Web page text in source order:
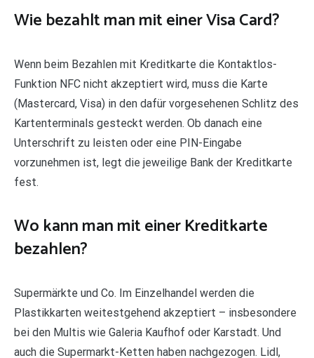
Wie bezahlt man mit einer Visa Card?
Wenn beim Bezahlen mit Kreditkarte die Kontaktlos-
Funktion NFC nicht akzeptiert wird, muss die Karte
(Mastercard, Visa) in den dafür vorgesehenen Schlitz des
Kartenterminals gesteckt werden. Ob danach eine
Unterschrift zu leisten oder eine PIN-Eingabe
vorzunehmen ist, legt die jeweilige Bank der Kreditkarte
fest.
Wo kann man mit einer Kreditkarte
bezahlen?
Supermärkte und Co. Im Einzelhandel werden die
Plastikkarten weitestgehend akzeptiert – insbesondere
bei den Multis wie Galeria Kaufhof oder Karstadt. Und
auch die Supermarkt-Ketten haben nachgezogen. Lidl,